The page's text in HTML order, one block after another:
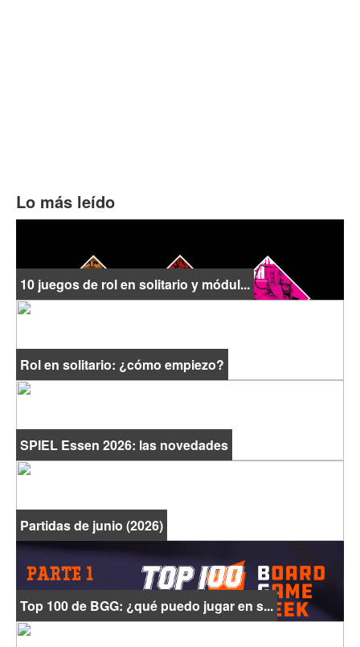
Lo más leído
10 juegos de rol en solitario y módul...
Rol en solitario: ¿cómo empiezo?
SPIEL Essen 2026: las novedades
Partidas de junio (2026)
Top 100 de BGG: ¿qué puedo jugar en s...